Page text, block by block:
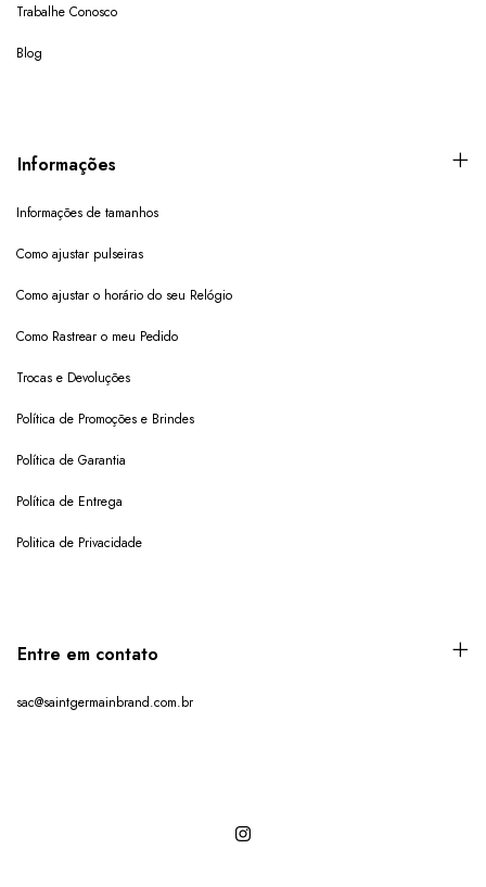
Trabalhe Conosco
Blog
Informações
Informações de tamanhos
Como ajustar pulseiras
Como ajustar o horário do seu Relógio
Como Rastrear o meu Pedido
Trocas e Devoluções
Política de Promoções e Brindes
Política de Garantia
Política de Entrega
Politica de Privacidade
Entre em contato
sac@saintgermainbrand.com.br